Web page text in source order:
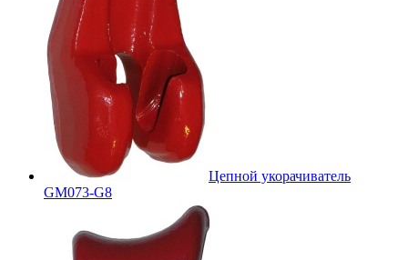
Цепной укорачиватель
GM073-G8